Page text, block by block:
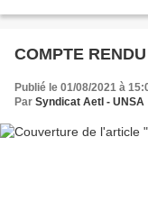
COMPTE
Publié le 01/08/2021 à
Par Syndicat AetI - UNSA